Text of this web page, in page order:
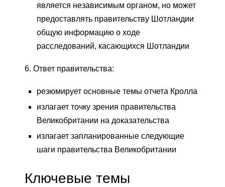
является независимым органом, но может
предоставлять правительству Шотландии
общую информацию о ходе
расследований, касающихся Шотландии
6. Ответ правительства:
резюмирует основные темы отчета Кролла
излагает точку зрения правительства
Великобритании на доказательства
излагает запланированные следующие
шаги правительства Великобритании
Ключевые темы